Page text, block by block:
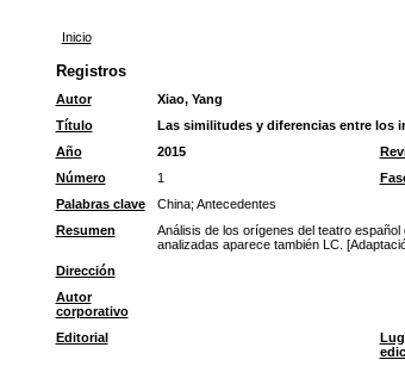
Inicio
Registros
Autor
Xiao, Yang
Título
Las similitudes y diferencias entre los
Año
2015
Número
1
Palabras clave
China; Antecedentes
Resumen
Análisis de los orígenes del teatro
analizadas aparece también LC.
Dirección
Autor
corporativo
Editorial